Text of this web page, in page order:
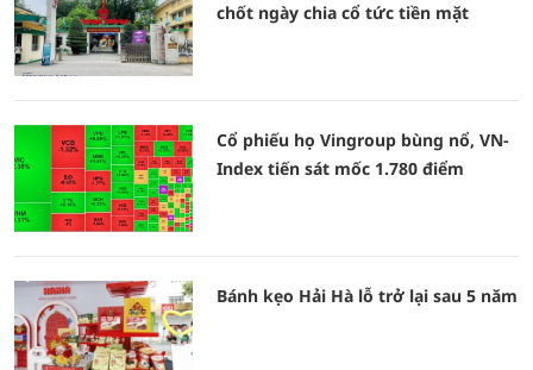
chốt ngày chia cổ tức tiền mặt
Cổ phiếu họ Vingroup bùng nổ, VN-
Index tiến sát mốc 1.780 điểm
Bánh kẹo Hải Hà lỗ trở lại sau 5 năm